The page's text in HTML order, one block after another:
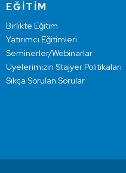
EĞİTİM
Birlikte Eğitim
Yatırımcı Eğitimleri
Seminerler/Webinarlar
Üyelerimizin Stajyer Politikaları
Sıkça Sorulan Sorular